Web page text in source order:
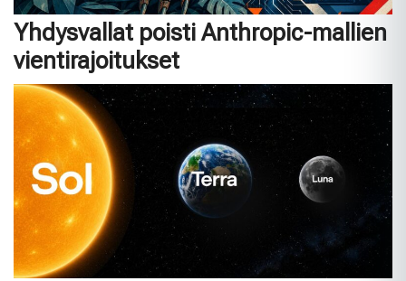
Yhdysvallat poisti Anthropic-mallien
vientirajoitukset